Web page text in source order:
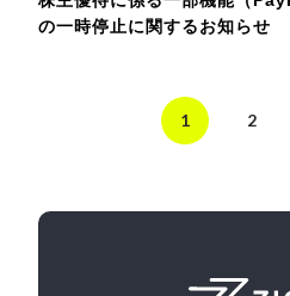
の一時停止に関するお知らせ
1 2